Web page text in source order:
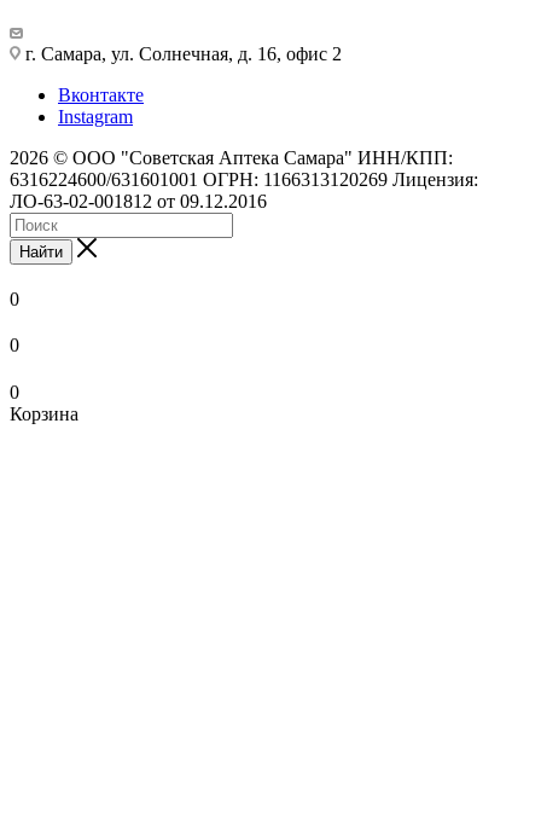
г. Самара, ул. Солнечная, д. 16, офис 2
Вконтакте
Instagram
2026 © ООО "Советская Аптека Самара" ИНН/КПП:
6316224600/631601001 ОГРН: 1166313120269 Лицензия:
ЛО-63-02-001812 от 09.12.2016
Найти
0
0
0
Корзина